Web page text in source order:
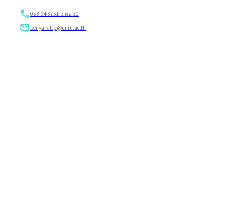
053-943751-3 ต่อ 30
benyarat.p@cmu.ac.th